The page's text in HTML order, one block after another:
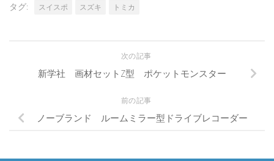
タグ: スイスポ スズキ トミカ
次の記事
新学社 画材セットZ型 ポケットモンスター
前の記事
ノーブランド ルームミラー型ドライブレコーダー